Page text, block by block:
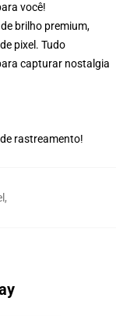
você!
brilho premium,
pixel. Tudo
capturar nostalgia
rastreamento!
,